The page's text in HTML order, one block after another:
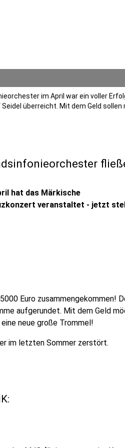
im April war ein voller
überreicht. Mit dem Geld sollen
hat das Märkische
veranstaltet - jetzt
Euro zusammengekommen!
aufgerundet. Mit dem Geld
neue große Trommel!
im letzten Sommer zerstört.